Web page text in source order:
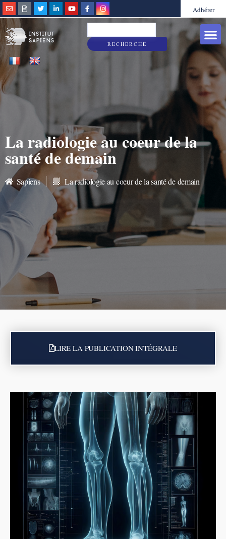
Adhérer
RECHERCHE
La radiologie au coeur de la
santé de demain
Sapiens La radiologie au coeur de la santé de demain
LIRE LA PUBLICATION INTÉGRALE